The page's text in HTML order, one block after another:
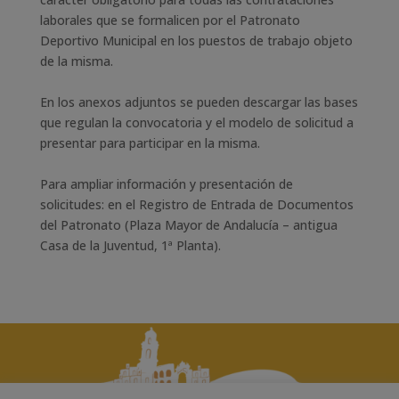
laborales que se formalicen por el Patronato
Deportivo Municipal en los puestos de trabajo objeto
de la misma.
En los anexos adjuntos se pueden descargar las bases
que regulan la convocatoria y el modelo de solicitud a
presentar para participar en la misma.
Para ampliar información y presentación de
solicitudes: en el Registro de Entrada de Documentos
del Patronato (Plaza Mayor de Andalucía – antigua
Casa de la Juventud, 1ª Planta).